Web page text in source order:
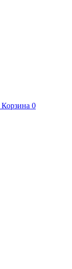
Корзина 0